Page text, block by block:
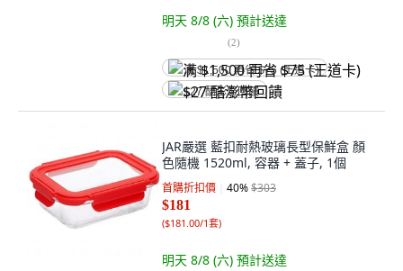
明天 8/8 (六) 預計送達
(2)
满 $1,500 再省 $75 (王道卡)
$27 酷澎幣回饋
JAR嚴選 藍扣耐熱玻璃長型保鮮盒 顏
色隨機 1520ml, 容器 + 蓋子, 1個
首購折扣價 40%$303
$181
($181.00/1套)
明天 8/8 (六) 預計送達